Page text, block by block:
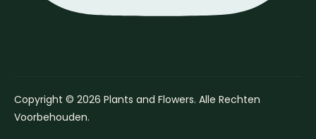
Copyright © 2026 Plants and Flowers. Alle Rechten
Voorbehouden.